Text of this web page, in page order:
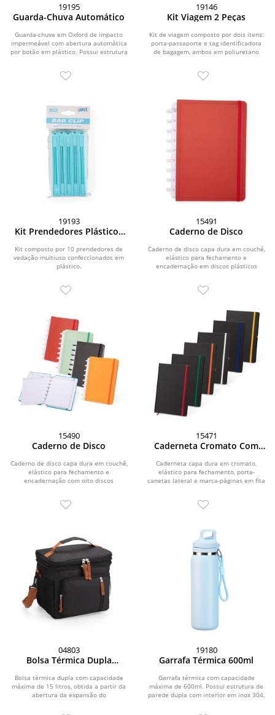
19195
Guarda-Chuva Automático
Guarda-chuva em Oxford de impacto
impermeável com abertura automática
por botão em plástico. Possui estrutura
19146
Kit Viagem 2 Peças
Kit de viagem composto por dois itens:
porta-passaporte e tag identificadora
de bagagem, ambos em poliuretano
19193
Kit Prendedores Plásticos
Kit composto por 10 prendedores de
vedação multiuso confeccionados em
plástico.
15491
Caderno de Disco
Caderno de disco capa dura em couchê,
elástico para fechamento e
encadernação em discos plásticos
15490
Caderno de Disco
Caderno de disco capa dura em couchê,
elástico para fechamento e
encadernação com oito discos
15471
Caderneta Cromato Com
Caderneta capa dura em cromato,
elástico para fechamento, porta-
canetas lateral e marca-páginas em fita
04803
Bolsa Térmica Dupla
Bolsa térmica dupla com capacidade
máxima de 15 litros, obtida a partir da
abertura da expansão do
19180
Garrafa Térmica 600ml
Garrafa térmica com capacidade
máxima de 600ml. Possui estrutura de
parede dupla com interior em inox 304,